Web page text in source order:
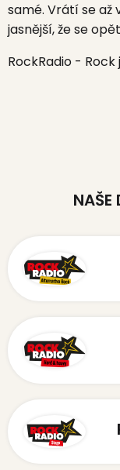
samé. Vrátí se až
jasnější, že se
RockRadio - Rock
NAŠE